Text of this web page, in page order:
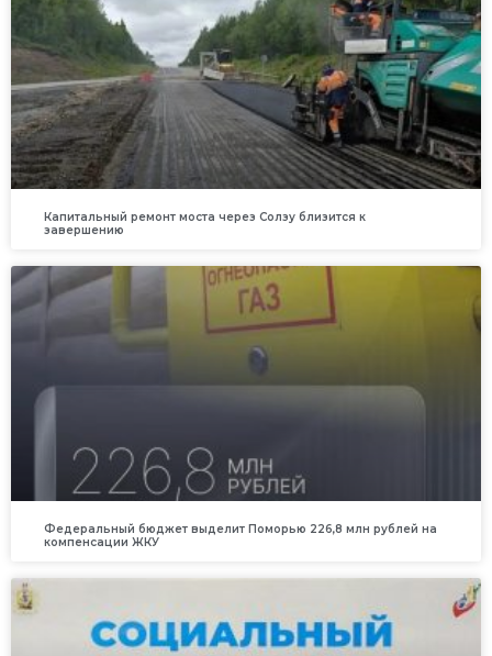
Капитальный ремонт моста через Солзу близится к
завершению
Федеральный бюджет выделит Поморью 226,8 млн рублей на
компенсации ЖКУ